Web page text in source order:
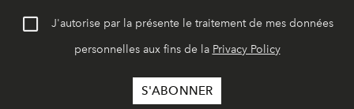
J'autorise par la présente le traitement de mes données
personnelles aux fins de la Privacy Policy